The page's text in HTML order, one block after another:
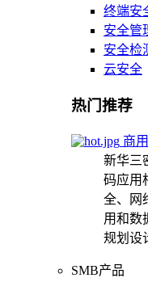
终端安
安全管
安全检
云安全
热门推荐
商
新华三
码应用
全、网
用和数
规划设
SMB产品